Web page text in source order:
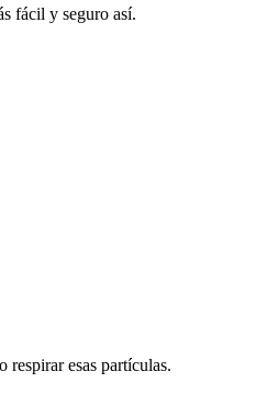
fácil y seguro así.
respirar esas partículas.